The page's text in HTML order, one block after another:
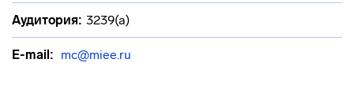
Аудитория: 3239(а)
E-mail: mc@miee.ru